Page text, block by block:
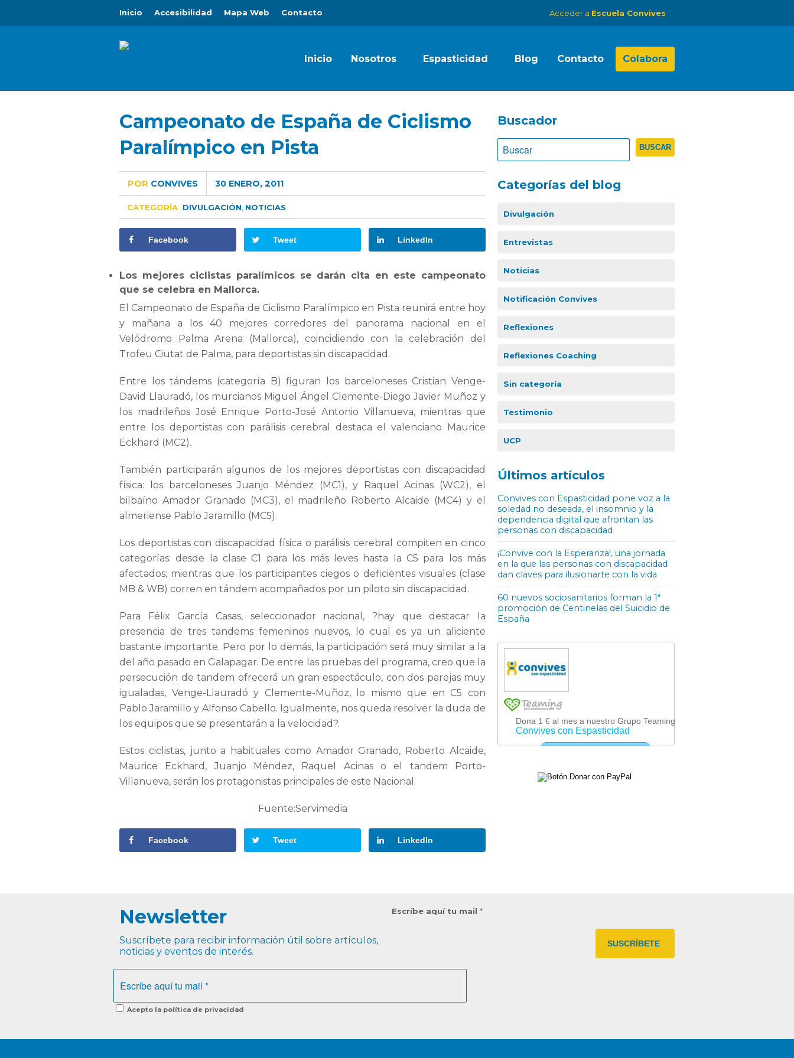
Inicio Accesibilidad Mapa Web Contacto Acceder a Escuela Convives
Inicio Nosotros Espasticidad Blog Contacto Colabora
Campeonato de España de Ciclismo
Paralímpico en Pista
POR CONVIVES 30 ENERO, 2011
CATEGORÍA DIVULGACIÓN NOTICIAS
Facebook Tweet LinkedIn
Los mejores ciclistas paralímicos se darán cita en este campeonato
que se celebra en Mallorca.
El Campeonato de España de Ciclismo Paralímpico en Pista reunirá entre hoy
y mañana a los 40 mejores corredores del panorama nacional en el
Velódromo Palma Arena (Mallorca), coincidiendo con la celebración del
Trofeu Ciutat de Palma, para deportistas sin discapacidad.
Entre los tándems (categoría B) figuran los barceloneses Cristian Venge-
David Llauradó, los murcianos Miguel Ángel Clemente-Diego Javier Muñoz y
los madrileños José Enrique Porto-José Antonio Villanueva, mientras que
entre los deportistas con parálisis cerebral destaca el valenciano Maurice
Eckhard (MC2).
También participarán algunos de los mejores deportistas con discapacidad
física: los barceloneses Juanjo Méndez (MC1), y Raquel Acinas (WC2), el
bilbaíno Amador Granado (MC3), el madrileño Roberto Alcaide (MC4) y el
almeriense Pablo Jaramillo (MC5).
Los deportistas con discapacidad física o parálisis cerebral compiten en cinco
categorías: desde la clase C1 para los más leves hasta la C5 para los más
afectados; mientras que los participantes ciegos o deficientes visuales (clase
MB & WB) corren en tándem acompañados por un piloto sin discapacidad.
Para Félix García Casas, seleccionador nacional, ?hay que destacar la
presencia de tres tandems femeninos nuevos, lo cual es ya un aliciente
bastante importante. Pero por lo demás, la participación será muy similar a la
del año pasado en Galapagar. De entre las pruebas del programa, creo que la
persecución de tandem ofrecerá un gran espectáculo, con dos parejas muy
igualadas, Venge-Llauradó y Clemente-Muñoz, lo mismo que en C5 con
Pablo Jaramillo y Alfonso Cabello. Igualmente, nos queda resolver la duda de
los equipos que se presentarán a la velocidad?.
Estos ciclistas, junto a habituales como Amador Granado, Roberto Alcaide,
Maurice Eckhard, Juanjo Méndez, Raquel Acinas o el tandem Porto-
Villanueva, serán los protagonistas principales de este Nacional.
Fuente:Servimedia
Facebook Tweet LinkedIn
Buscador
Categorías del blog
Divulgación
Entrevistas
Noticias
Notificación Convives
Reflexiones
Reflexiones Coaching
Sin categoría
Testimonio
UCP
Últimos artículos
Convives con Espasticidad pone voz a la
soledad no deseada, el insomnio y la
dependencia digital que afrontan las
personas con discapacidad
¡Convive con la Esperanza!, una jornada
en la que las personas con discapacidad
dan claves para ilusionarte con la vida
60 nuevos sociosanitarios forman la 1ª
promoción de Centinelas del Suicidio de
España
Newsletter
Suscríbete para recibir información útil sobre artículos,
noticias y eventos de interés.
Escríbe aquí tu mail *
Acepto la política de privacidad